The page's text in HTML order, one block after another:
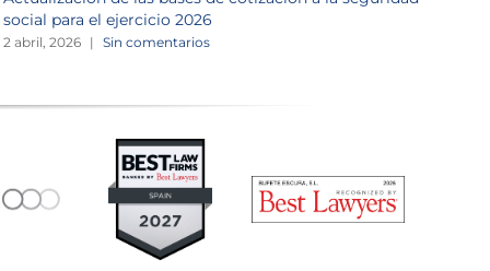
social para el ejercicio 2026
2 abril, 2026 | Sin comentarios